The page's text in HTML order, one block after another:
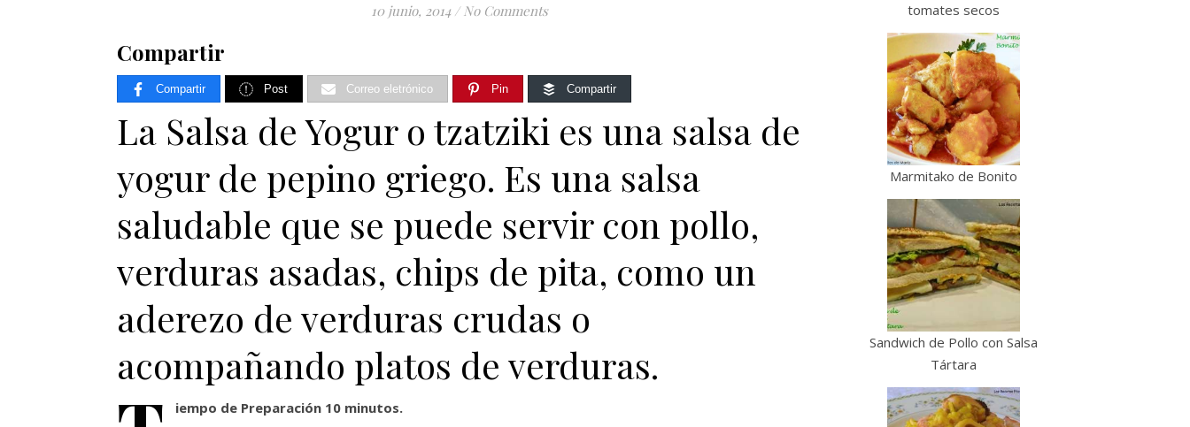
10 junio, 2014 / No Comments
Compartir
Compartir Post Correo eletrónico Pin Compartir
La Salsa de Yogur o tzatziki es una salsa de
yogur de pepino griego. Es una salsa
saludable que se puede servir con pollo,
verduras asadas, chips de pita, como un
aderezo de verduras crudas o
acompañando platos de verduras.
iempo de Preparación 10 minutos.
tomates secos
Marmitako de Bonito
Sandwich de Pollo con Salsa
Tártara